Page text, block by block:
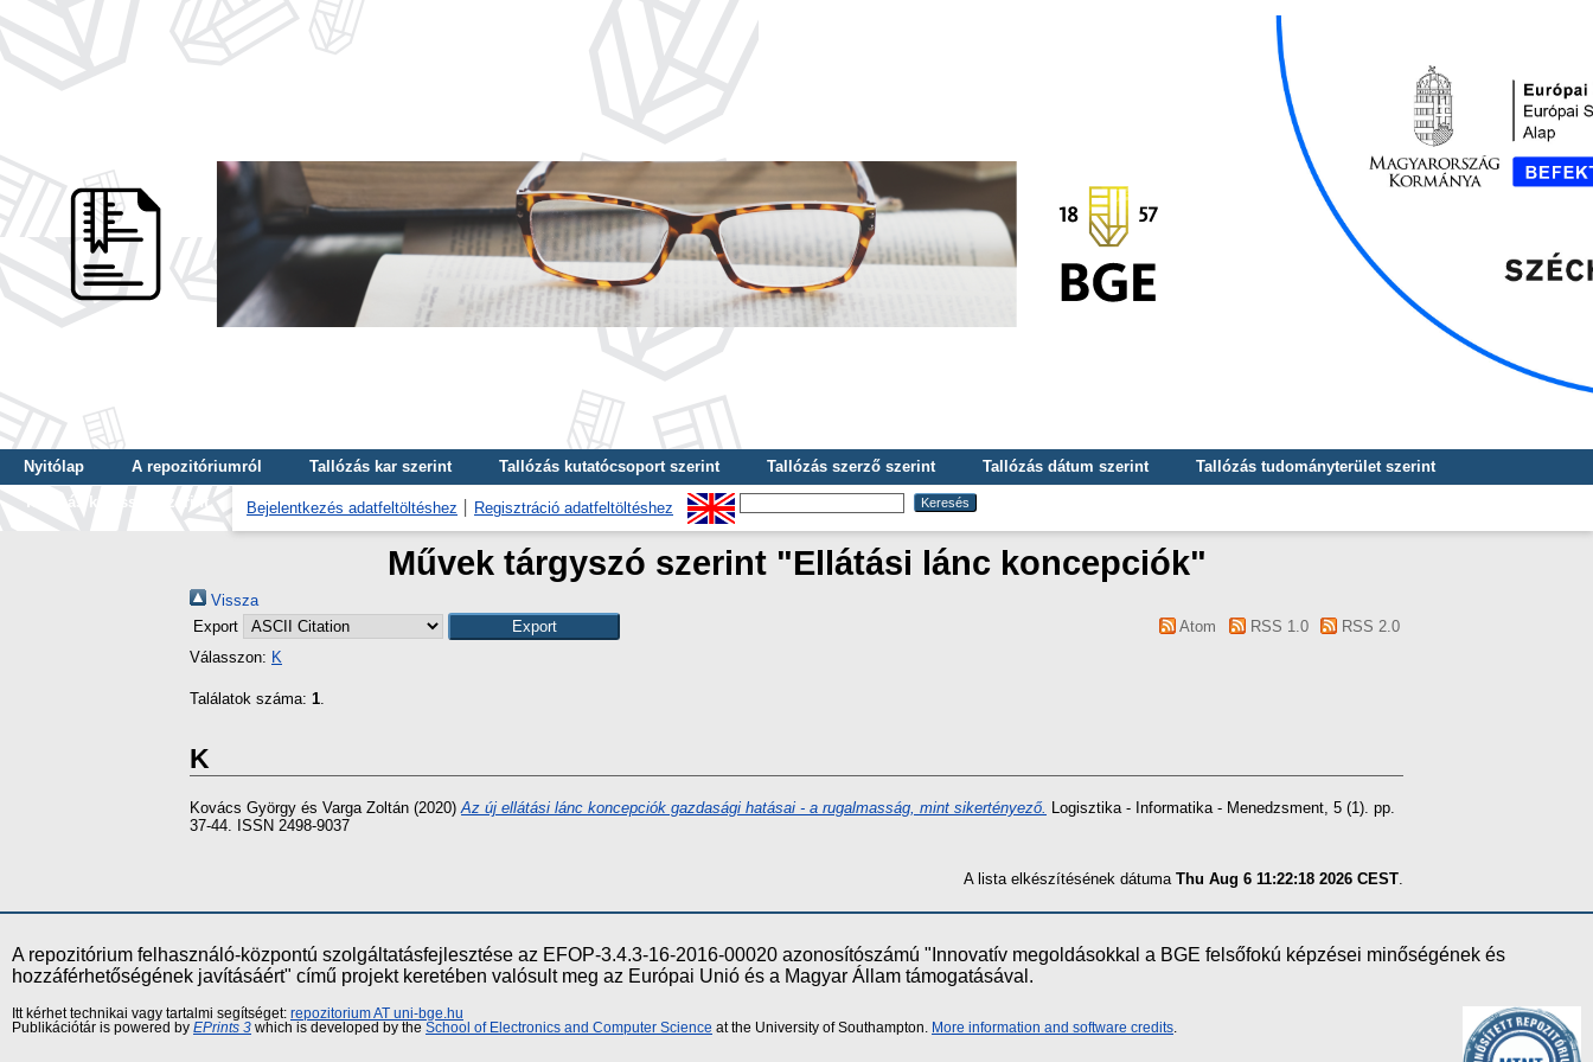
Nyitólap A repozitóriumról Tallózás kar szerint Tallózás kutatócsoport szerint Tallózás szerző szerint Tallózás dátum szerint
Tallózás tudományterület szerint
Tallózás kulcsszó szerint
Bejelentkezés adatfeltöltéshez Regisztráció adatfeltöltéshez
Művek tárgyszó szerint "Ellátási lánc koncepciók"
Vissza
Export
Atom RSS 1.0
RSS 2.0
Válasszon: K
Találatok száma: 1.
K
Kovács György és Varga Zoltán (2020)Az új ellátási lánc koncepciók gazdasági hatásai - a rugalmasság, mint sikertényező. Logisztika - Informatika - Menedzsment, 5 (1). pp.
37-44. ISSN 2498-9037
A lista elkészítésének dátuma Thu Aug 6 11:22:18 2026 CEST.
A repozitórium felhasználó-központú szolgáltatásfejlesztése az EFOP-3.4.3-16-2016-00020 azonosítószámú "Innovatív megoldásokkal a BGE felsőfokú képzései minőségének és
hozzáférhetőségének javításáért" című projekt keretében valósult meg az Európai Unió és a Magyar Állam támogatásával.
Itt kérhet technikai vagy tartalmi segítséget: repozitorium AT uni-bge.hu
Publikációtár is powered by EPrints 3 which is developed by the School of Electronics and Computer Science at the University of Southampton. More information and software credits